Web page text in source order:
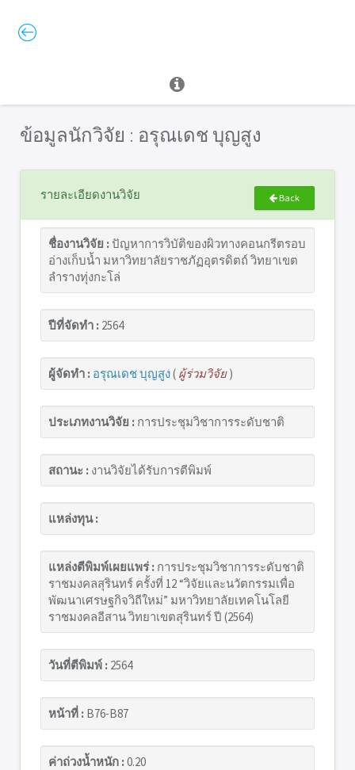
ข้อมูลนักวิจัย : อรุณเดช บุญสูง
รายละเอียดงานวิจัย Back
ชื่องานวิจัย :ปัญหาการวิบัติของผิวทางคอนกรีตรอบ
อ่างเก็บน้ำ มหาวิทยาลัยราชภัฏอุตรดิตถ์ วิทยาเขต
ลำรางทุ่งกะโล่
ปีที่จัดทำ : 2564
ผู้จัดทำ : อรุณเดช บุญสูง( ผู้ร่วมวิจัย)
ประเภทงานวิจัย : การประชุมวิชาการระดับชาติ
สถานะ : งานวิจัยได้รับการตีพิมพ์
แหล่งทุน :
แหล่งตีพิมพ์เผยแพร่ : การประชุมวิชาการระดับชาติ
ราชมงคลสุรินทร์ ครั้งที่ 12 “วิจัยและนวัตกรรมเพื่อ
พัฒนาเศรษฐกิจวิถีใหม่” มหาวิทยาลัยเทคโนโลยี
ราชมงคลอีสาน วิทยาเขตสุรินทร์ ปี (2564)
วันที่ตีพิมพ์ : 2564
หน้าที่ : B76-B87
ค่าถ่วงน้ำหนัก :0.20